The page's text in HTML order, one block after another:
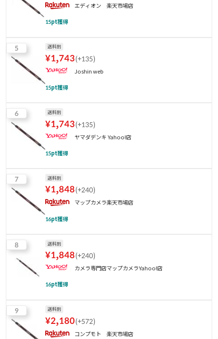
エディオン 楽天市場店
15pt獲得
5 送料別
¥1,743(+135)
Joshin web
15pt獲得
6 送料別
¥1,743(+135)
ヤマダデンキ Yahoo!店
15pt獲得
7 送料別
¥1,848(+240)
マップカメラ楽天市場店
16pt獲得
8 送料別
¥1,848(+240)
カメラ専門店マップカメラYahoo!店
16pt獲得
9 送料別
¥2,180(+572)
コンプモト 楽天市場店